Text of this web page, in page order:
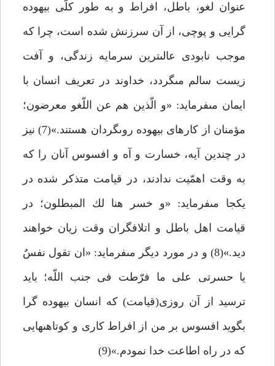
عنوان لغو، باطل، افراط و به طور كلّى بيهوده
گرايى و پوچى، از آن سرزنش شده است، چرا كه
موجب نابودى عالى‏ترين سرمايه زندگى، و آفت
زيست سالم مى‏گردد، خداوند در تعريف انسان با
ايمان مى‏فرمايد: «و الّذين هم عن اللّغو معرضون؛
مؤمنان از كارهاى بيهوده روى‏گردان هستند.»(7) نيز
در چندين آيه، خسارت و آه و افسوس آنان را كه
به وقت اهمّيت ندادند، در قيامت متذكر شده در
يك‏جا مى‏فرمايد: «و خسر هنا لك المبطلون؛ در
قيامت اهل باطل و اتلاف‏گران وقت زيان خواهند
ديد.»(8) و در مورد ديگر مى‏فرمايد: «ان تقول نفسٌ
يا حسرتى على ما فرّطت فى جنب اللّه؛ بايد
ترسيد از آن روزى(قيامت) كه انسان بيهوده گرا
بگويد افسوس بر من از افراط كارى و كوتاهى‏هايى
كه در راه اطاعت خدا نمودم.»(9)